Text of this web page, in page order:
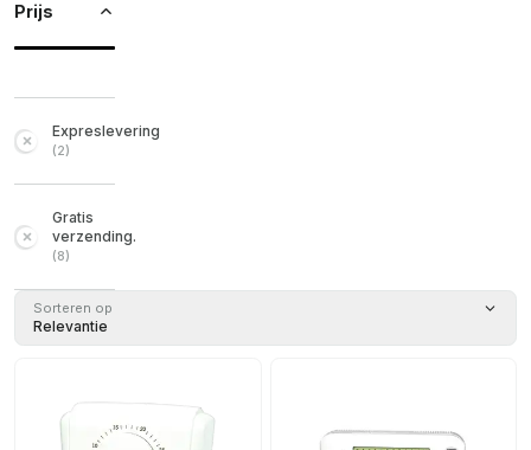
Prijs
Expreslevering
(2)
Gratis
verzending.
(8)
Sorteren op
Relevantie